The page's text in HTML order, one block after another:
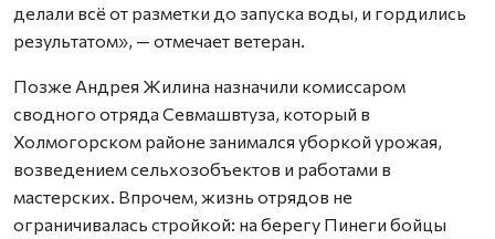
делали всё от разметки до запуска воды, и гордились
результатом», — отмечает ветеран.
Позже Андрея Жилина назначили комиссаром
сводного отряда Севмашвтуза, который в
Холмогорском районе занимался уборкой урожая,
возведением сельхозобъектов и работами в
мастерских. Впрочем, жизнь отрядов не
ограничивалась стройкой: на берегу Пинеги бойцы